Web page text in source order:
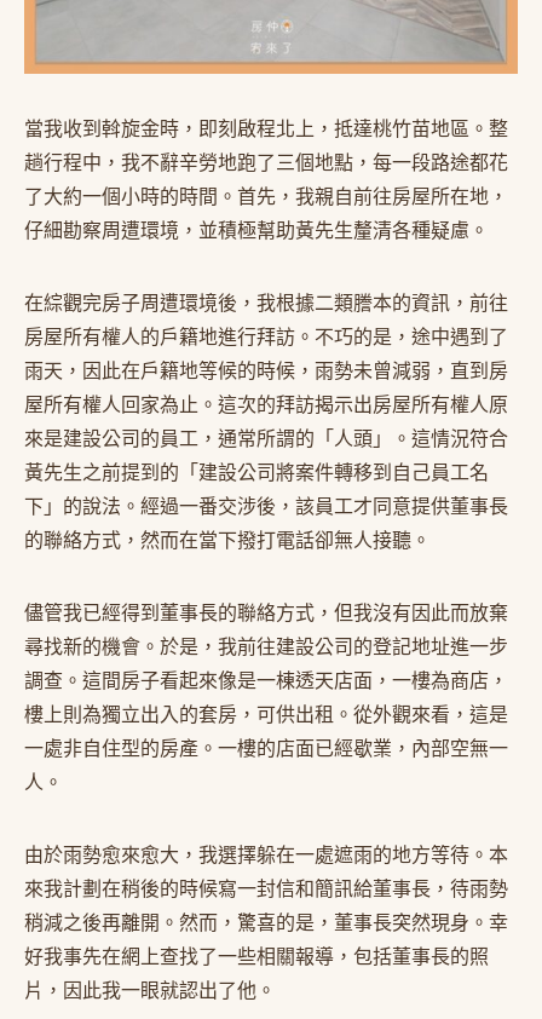
當我收到斡旋金時，即刻啟程北上，抵達桃竹苗地區。整
趟行程中，我不辭辛勞地跑了三個地點，每一段路途都花
了大約一個小時的時間。首先，我親自前往房屋所在地，
仔細勘察周遭環境，並積極幫助黃先生釐清各種疑慮。
在綜觀完房子周遭環境後，我根據二類謄本的資訊，前往
房屋所有權人的戶籍地進行拜訪。不巧的是，途中遇到了
雨天，因此在戶籍地等候的時候，雨勢未曾減弱，直到房
屋所有權人回家為止。這次的拜訪揭示出房屋所有權人原
來是建設公司的員工，通常所謂的「人頭」。這情況符合
黃先生之前提到的「建設公司將案件轉移到自己員工名
下」的說法。經過一番交涉後，該員工才同意提供董事長
的聯絡方式，然而在當下撥打電話卻無人接聽。
儘管我已經得到董事長的聯絡方式，但我沒有因此而放棄
尋找新的機會。於是，我前往建設公司的登記地址進一步
調查。這間房子看起來像是一棟透天店面，一樓為商店，
樓上則為獨立出入的套房，可供出租。從外觀來看，這是
一處非自住型的房產。一樓的店面已經歇業，內部空無一
人。
由於雨勢愈來愈大，我選擇躲在一處遮雨的地方等待。本
來我計劃在稍後的時候寫一封信和簡訊給董事長，待雨勢
稍減之後再離開。然而，驚喜的是，董事長突然現身。幸
好我事先在網上查找了一些相關報導，包括董事長的照
片，因此我一眼就認出了他。